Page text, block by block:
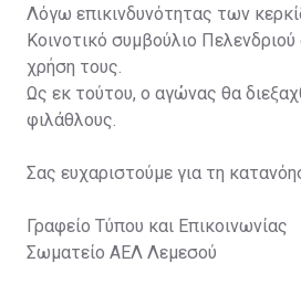
Λόγω επικινδυνότητας των
Κοινοτικό συμβούλιο Πελενδριού
χρήση τους.
Ως εκ τούτου, ο αγώνας θα
φιλάθλους.
Σας ευχαριστούμε για τη
Γραφείο Τύπου και Επικοινωνίας
Σωματείο ΑΕΛ Λεμεσού